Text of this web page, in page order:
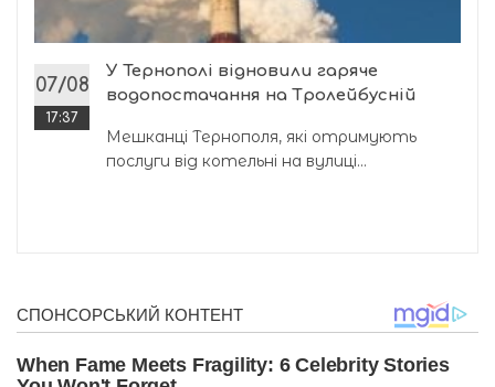
07/08
17:37
У Тернополі відновили гаряче
водопостачання на Тролейбусній
Мешканці Тернополя, які отримують
послуги від котельні на вулиці...